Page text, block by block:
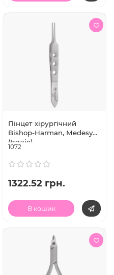
Пінцет хірургічний
Bishop-Harman, Medesy
(Італія)
1072
1322.52 грн.
В кошик